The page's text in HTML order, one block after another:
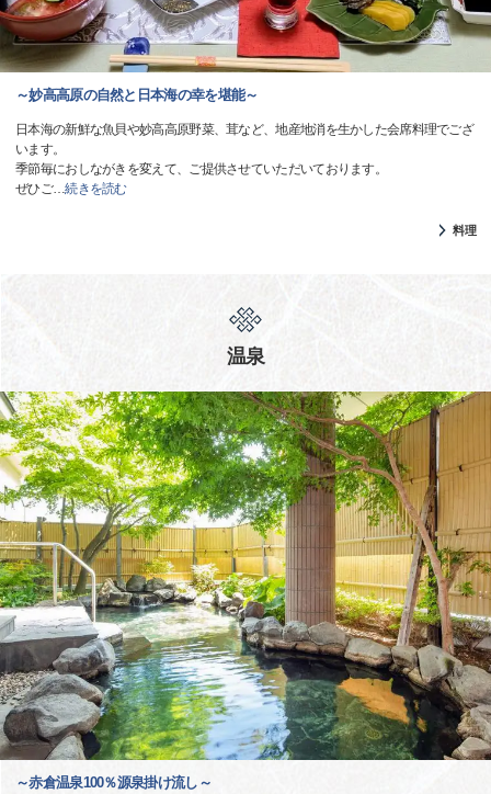
～妙高高原の自然と日本海の幸を堪能～
日本海の新鮮な魚貝や妙高高原野菜、茸など、地産地消を生かした会席料理でござ
います。
季節毎におしながきを変えて、ご提供させていただいております。
ぜひご…続きを読む
料理
温泉
～赤倉温泉100％源泉掛け流し～